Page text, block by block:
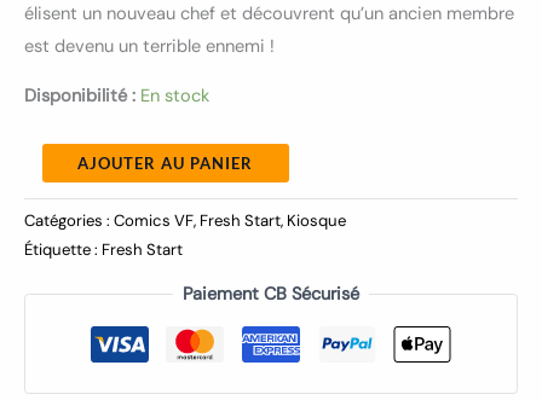
élisent un nouveau chef et découvrent qu’un ancien membre
est devenu un terrible ennemi !
Disponibilité : En stock
AJOUTER AU PANIER
Catégories : Comics VF, Fresh Start, Kiosque
Étiquette : Fresh Start
Paiement CB Sécurisé